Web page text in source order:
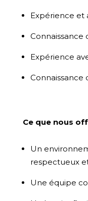
Expérience et
Connaissance
Expérience
Connaissance
Ce que nous
Un
respectueux
Une équipe